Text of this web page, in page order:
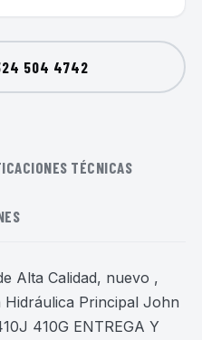
504 4742
TÉCNICAS
Alta Calidad, nuevo ,
Hidráulica Principal John
410G ENTREGA Y